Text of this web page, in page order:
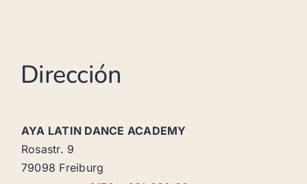
Dirección
AYA LATIN DANCE ACADEMY
Rosastr. 9
79098 Freiburg